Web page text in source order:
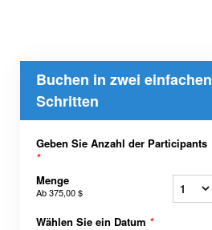
Buchen in zwei einfachen
Schritten
Geben Sie Anzahl der Participants
*
Menge
Ab375,00 $
Wählen Sie ein Datum *